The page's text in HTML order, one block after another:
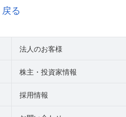
戻る
法人のお客様
株主・投資家情報
採用情報